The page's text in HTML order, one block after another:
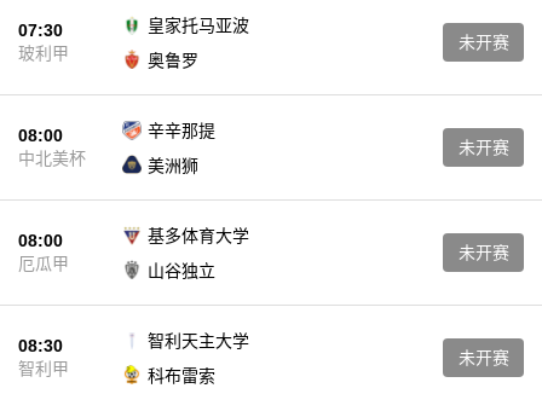
07:30
玻利甲
皇家托马亚波
奥鲁罗
未开赛
08:00
中北美杯
辛辛那提
美洲狮
未开赛
08:00
厄瓜甲
基多体育大学
山谷独立
未开赛
08:30
智利甲
智利天主大学
科布雷索
未开赛